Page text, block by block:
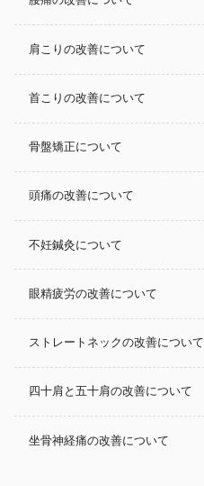
肩こりの改善について
首こりの改善について
骨盤矯正について
頭痛の改善について
不妊鍼灸について
眼精疲労の改善について
ストレートネックの改善について
四十肩と五十肩の改善について
坐骨神経痛の改善について